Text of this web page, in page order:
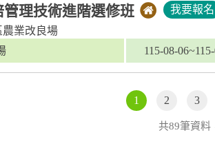
管理技術進階選修班
我要報名
農業改良場
115-08-
1 2 3
共89筆資料